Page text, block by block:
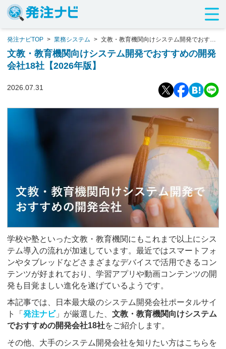
発注ナビTOP > 業務システム > 文教・教育機関向けシステム開発でおすす
めの開発会社18社【2026年版】
文教・教育機関向けシステム開発でおすすめの開発
会社18社【2026年版】
2026.07.31
学校や塾といった文教・教育機関にもこれまで以上にシス
テム導入の流れが加速しています。最近ではスマートフォ
ンやタブレッドなどさまざまなデバイスで活用できるコン
テンツが好まれており、学習アプリや動画コンテンツの開
発も目覚ましい進化を遂げているようです。
本記事では、日本最大級のシステム開発会社ポータルサイ
ト「 発注ナビ」が厳選した、 文教・教育機関向けシステム
でおすすめの開発会社18社をご紹介します。
その他、大手のシステム開発会社を知りたい方はこちらを